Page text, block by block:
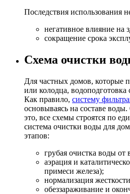
Последствия использования
негативное влияние на
сокращение срока
Схема очистки
Для частных домов, которые
или колодца, водоподготовка
Как правило, систему
основываясь на составе
это, все схемы строятся по
система очистки воды для
этапов:
грубая очистка воды от
аэрация и
примеси железа);
нормализация
обеззараживание и